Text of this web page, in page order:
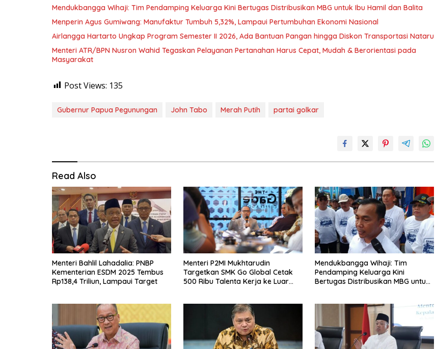
Mendukbangga Wihaji: Tim Pendamping Keluarga Kini Bertugas Distribusikan MBG untuk Ibu Hamil dan Balita
Menperin Agus Gumiwang: Manufaktur Tumbuh 5,32%, Lampaui Pertumbuhan Ekonomi Nasional
Airlangga Hartarto Ungkap Program Semester II 2026, Ada Bantuan Pangan hingga Diskon Transportasi Nataru
Menteri ATR/BPN Nusron Wahid Tegaskan Pelayanan Pertanahan Harus Cepat, Mudah & Berorientasi pada
Masyarakat
Post Views: 135
Gubernur Papua Pegunungan John Tabo Merah Putih partai golkar
Read Also
Menteri Bahlil Lahadalia: PNBP
Kementerian ESDM 2025 Tembus
Rp138,4 Triliun, Lampaui Target
Menteri P2MI Mukhtarudin
Targetkan SMK Go Global Cetak
500 Ribu Talenta Kerja ke Luar
Mendukbangga Wihaji: Tim
Pendamping Keluarga Kini
Bertugas Distribusikan MBG untuk